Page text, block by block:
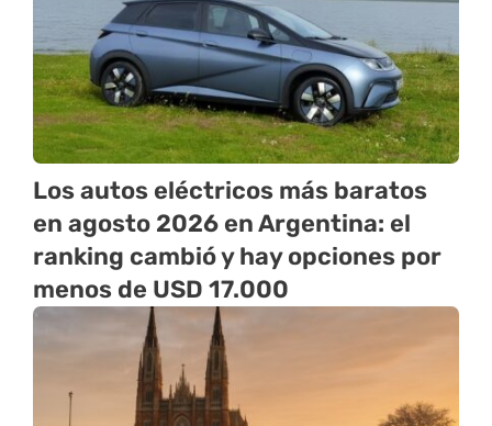
Los autos eléctricos más baratos
en agosto 2026 en Argentina: el
ranking cambió y hay opciones por
menos de USD 17.000